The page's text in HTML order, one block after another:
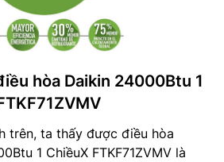
hòa Daikin 24000Btu 1
trên, ta thấy được điều hòa
1 ChiềuX FTKF71ZVMV là